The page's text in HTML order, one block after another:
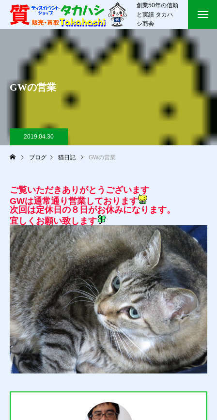
創業50年の信頼
と実績 タカハ
シ商会
GWの営業
2019.04.30
ブログ 猫日記 GWの営業
ご覧いただきありがとうございます
GWは通常通り営業しております
次回は定休日の８日がお休みになります。
宜しくお願い致します